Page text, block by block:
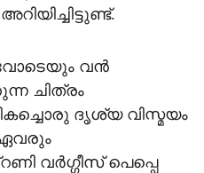
വൻ
ചിത്രം
ദൃശ്യ വിസ്മയം
വർഗ്ഗീസ് പെപ്പെ